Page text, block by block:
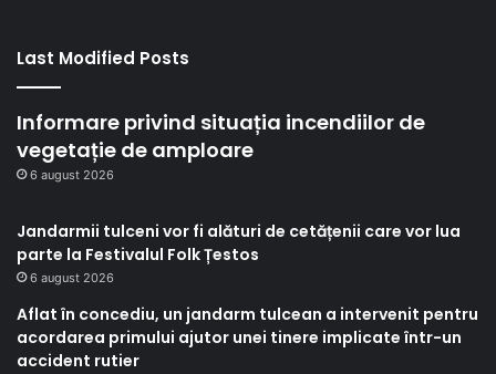
Last Modified Posts
Informare privind situația incendiilor de
vegetație de amploare
6 august 2026
Jandarmii tulceni vor fi alături de cetățenii care vor lua
parte la Festivalul Folk Țestos
6 august 2026
Aflat în concediu, un jandarm tulcean a intervenit pentru
acordarea primului ajutor unei tinere implicate într-un
accident rutier